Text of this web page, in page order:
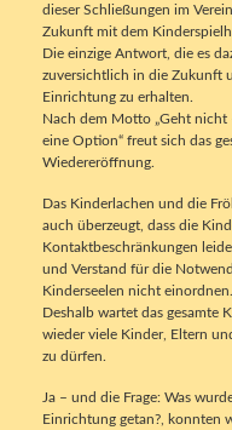
dieser Schließungen im
Zukunft mit dem
Die einzige Antwort, die es
zuversichtlich in die Zukunft
Einrichtung zu erhalten.
Nach dem Motto „Geht nicht
eine Option“ freut sich das
Wiedereröffnung.
Das Kinderlachen und die
auch überzeugt, dass die
Kontaktbeschränkungen
und Verstand für die
Kinderseelen nicht einordnen.
Deshalb wartet das gesamte
wieder viele Kinder, Eltern
zu dürfen.
Ja – und die Frage: Was
Einrichtung getan?, konnten